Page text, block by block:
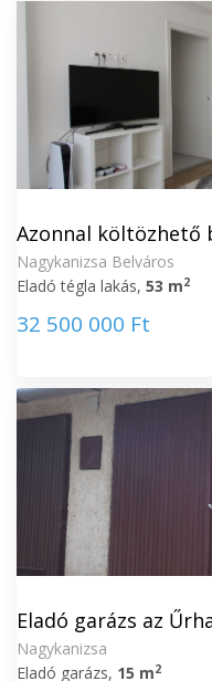
Azonnal költözhető
Nagykanizsa Belváros
Eladó tégla lakás, 53 m2
32 500 000 Ft
Eladó garázs az
Nagykanizsa
Eladó garázs, 15 m2